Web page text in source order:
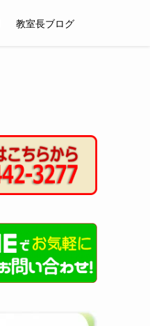
教室長ブログ